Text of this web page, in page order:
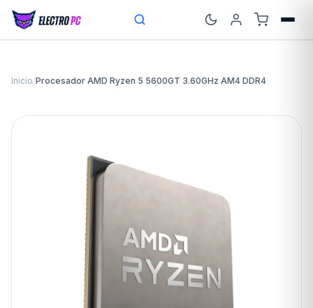
Inicio/Procesador AMD Ryzen 5 5600GT 3.60GHz AM4 DDR4